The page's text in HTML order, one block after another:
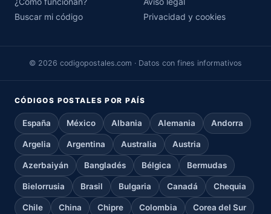
Buscar mi código
Privacidad y cookies
© 2026 codigopostales.com · Datos con fines informativos
CÓDIGOS POSTALES POR PAÍS
España México Albania Alemania Andorra
Argelia Argentina Australia Austria
Azerbaiyán Bangladés Bélgica Bermudas
Bielorrusia Brasil Bulgaria Canadá Chequia
Chile China Chipre Colombia Corea del Sur